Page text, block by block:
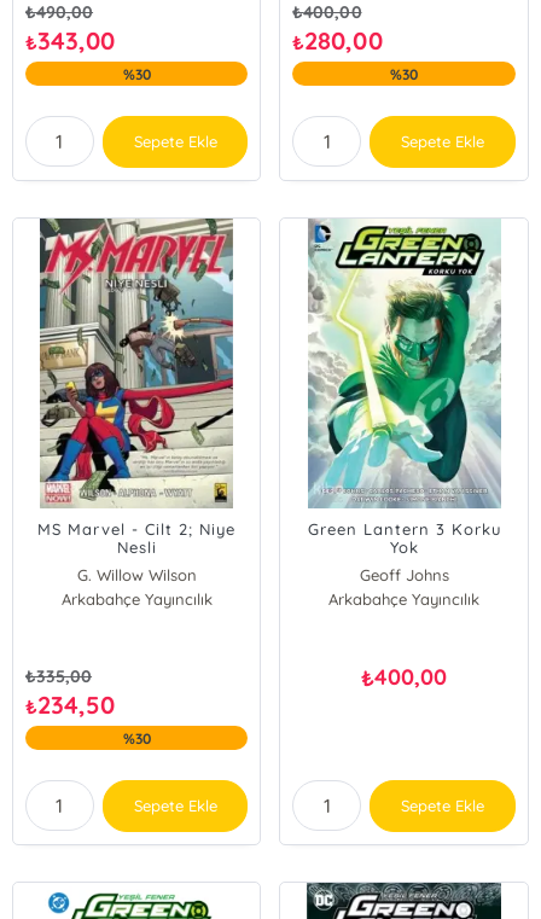
₺490,00
₺343,00
%30
Sepete Ekle
₺400,00
₺280,00
%30
Sepete Ekle
MS Marvel - Cilt 2; Niye
Nesli
G. Willow Wilson
Arkabahçe Yayıncılık
₺335,00
₺234,50
%30
Sepete Ekle
Green Lantern 3 Korku
Yok
Geoff Johns
Arkabahçe Yayıncılık
₺400,00
Sepete Ekle